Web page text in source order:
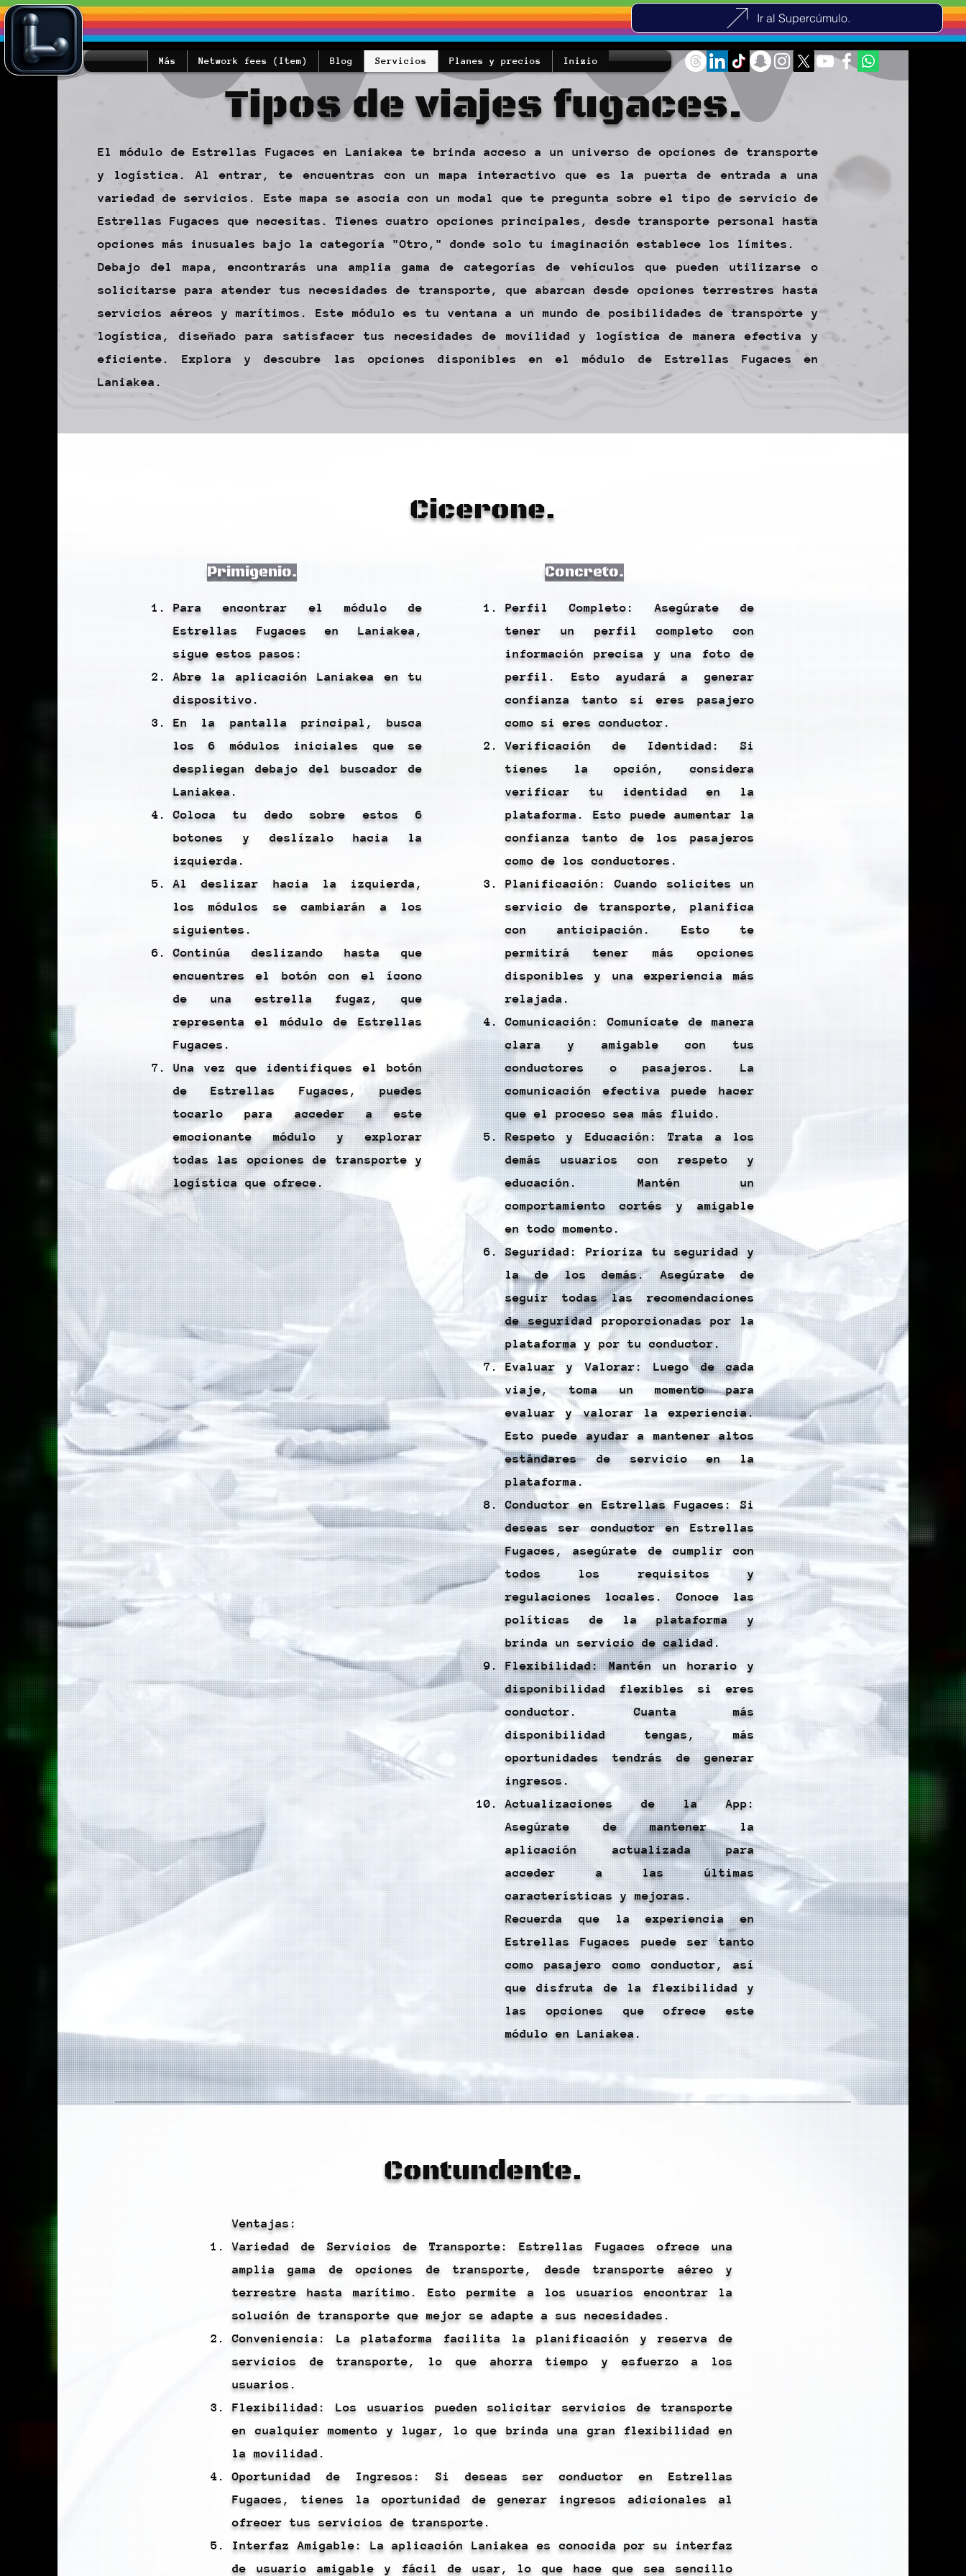
Ir al Supercúmulo.
Inizio
Planes y precios
Servicios
Blog
Network fees (Item)
Más
Tipos de viajes fugaces.
El módulo de Estrellas Fugaces en Laniakea te brinda acceso a un universo de opciones de transporte
y logística. Al entrar, te encuentras con un mapa interactivo que es la puerta de entrada a una
variedad de servicios. Este mapa se asocia con un modal que te pregunta sobre el tipo de servicio de
Estrellas Fugaces que necesitas. Tienes cuatro opciones principales, desde transporte personal hasta
opciones más inusuales bajo la categoría "Otro," donde solo tu imaginación establece los límites.
Debajo del mapa, encontrarás una amplia gama de categorías de vehículos que pueden utilizarse o
solicitarse para atender tus necesidades de transporte, que abarcan desde opciones terrestres hasta
servicios aéreos y marítimos. Este módulo es tu ventana a un mundo de posibilidades de transporte y
logística, diseñado para satisfacer tus necesidades de movilidad y logística de manera efectiva y
eficiente. Explora y descubre las opciones disponibles en el módulo de Estrellas Fugaces en
Laniakea.
Cicerone.
Primigenio.
Para encontrar el módulo de
Estrellas Fugaces en Laniakea,
sigue estos pasos:
Abre la aplicación Laniakea en tu
dispositivo.
En la pantalla principal, busca
los 6 módulos iniciales que se
despliegan debajo del buscador de
Laniakea.
Coloca tu dedo sobre estos 6
botones y deslízalo hacia la
izquierda.
Al deslizar hacia la izquierda,
los módulos se cambiarán a los
siguientes.
Continúa deslizando hasta que
encuentres el botón con el ícono
de una estrella fugaz, que
representa el módulo de Estrellas
Fugaces.
Una vez que identifiques el botón
de Estrellas Fugaces, puedes
tocarlo para acceder a este
emocionante módulo y explorar
todas las opciones de transporte y
logística que ofrece.
Concreto.
Perfil Completo: Asegúrate de
tener un perfil completo con
información precisa y una foto de
perfil. Esto ayudará a generar
confianza tanto si eres pasajero
como si eres conductor.
Verificación de Identidad: Si
tienes la opción, considera
verificar tu identidad en la
plataforma. Esto puede aumentar la
confianza tanto de los pasajeros
como de los conductores.
Planificación: Cuando solicites un
servicio de transporte, planifica
con anticipación. Esto te
permitirá tener más opciones
disponibles y una experiencia más
relajada.
Comunicación: Comunícate de manera
clara y amigable con tus
conductores o pasajeros. La
comunicación efectiva puede hacer
que el proceso sea más fluido.
Respeto y Educación: Trata a los
demás usuarios con respeto y
educación. Mantén un
comportamiento cortés y amigable
en todo momento.
Seguridad: Prioriza tu seguridad y
la de los demás. Asegúrate de
seguir todas las recomendaciones
de seguridad proporcionadas por la
plataforma y por tu conductor.
Evaluar y Valorar: Luego de cada
viaje, toma un momento para
evaluar y valorar la experiencia.
Esto puede ayudar a mantener altos
estándares de servicio en la
plataforma.
Conductor en Estrellas Fugaces: Si
deseas ser conductor en Estrellas
Fugaces, asegúrate de cumplir con
todos los requisitos y
regulaciones locales. Conoce las
políticas de la plataforma y
brinda un servicio de calidad.
Flexibilidad: Mantén un horario y
disponibilidad flexibles si eres
conductor. Cuanta más
disponibilidad tengas, más
oportunidades tendrás de generar
ingresos.
Actualizaciones de la App:
Asegúrate de mantener la
aplicación actualizada para
acceder a las últimas
características y mejoras.
Recuerda que la experiencia en
Estrellas Fugaces puede ser tanto
como pasajero como conductor, así
que disfruta de la flexibilidad y
las opciones que ofrece este
módulo en Laniakea.
Contundente.
Ventajas:
Variedad de Servicios de Transporte: Estrellas Fugaces ofrece una
amplia gama de opciones de transporte, desde transporte aéreo y
terrestre hasta marítimo. Esto permite a los usuarios encontrar la
solución de transporte que mejor se adapte a sus necesidades.
Conveniencia: La plataforma facilita la planificación y reserva de
servicios de transporte, lo que ahorra tiempo y esfuerzo a los
usuarios.
Flexibilidad: Los usuarios pueden solicitar servicios de transporte
en cualquier momento y lugar, lo que brinda una gran flexibilidad en
la movilidad.
Oportunidad de Ingresos: Si deseas ser conductor en Estrellas
Fugaces, tienes la oportunidad de generar ingresos adicionales al
ofrecer tus servicios de transporte.
Interfaz Amigable: La aplicación Laniakea es conocida por su interfaz
de usuario amigable y fácil de usar, lo que hace que sea sencillo